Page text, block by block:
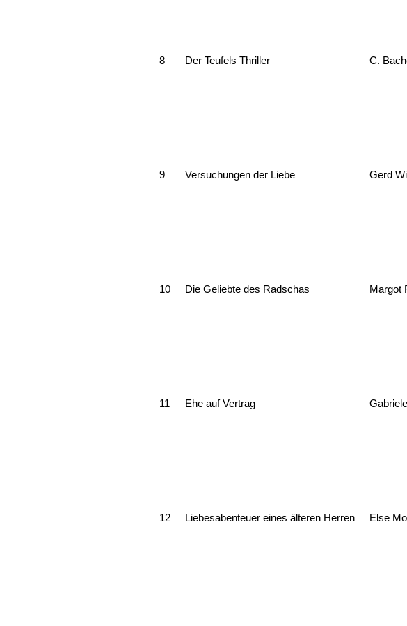
8 Der Teufels Thriller C.
9 Versuchungen der Liebe Gerd
10 Die Geliebte des Radschas Margot
11 Ehe auf Vertrag
12 Liebesabenteuer eines älteren Herren Else